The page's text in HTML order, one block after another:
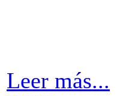
Leer más...